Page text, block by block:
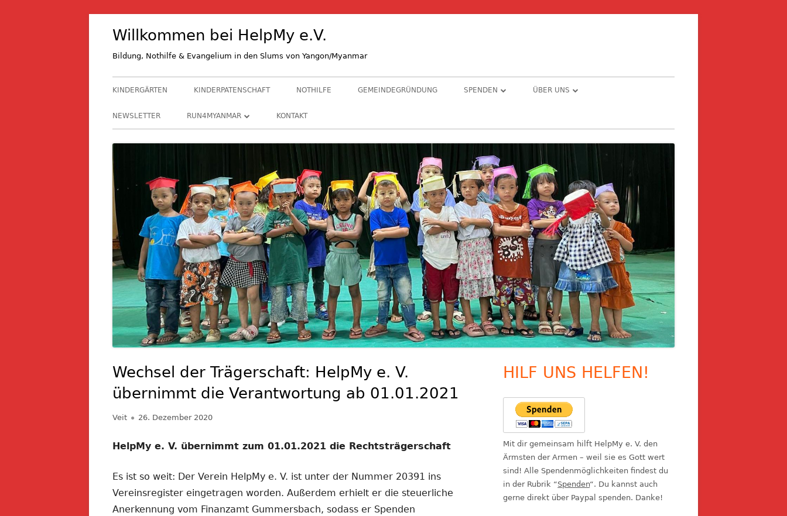
Willkommen bei HelpMy e.V.
Bildung, Nothilfe & Evangelium in den Slums von Yangon/Myanmar
Primäres
Menü
KINDERGÄRTEN KINDERPATENSCHAFT NOTHILFE GEMEINDEGRÜNDUNG SPENDEN
ALS KIRCHENGEMEINDE
HINTERGRUNDINFORMATIONEN
ÜBER UNS
NEWSLETTER RUN4MYANMAR
RUN4M 2021
KONTAKT
Wechsel der Trägerschaft: HelpMy e. V.
übernimmt die Verantwortung ab 01.01.2021
Autor
Veit
Veröffentlicht
26. Dezember 2020
HelpMy e. V. übernimmt zum 01.01.2021 die Rechtsträgerschaft
Es ist so weit: Der Verein HelpMy e. V. ist unter der Nummer 20391 ins
Vereinsregister eingetragen worden. Außerdem erhielt er die steuerliche
Anerkennung vom Finanzamt Gummersbach, sodass er Spenden
Haupt-
Seitenleiste
HILF UNS HELFEN!
Mit dir gemeinsam hilft HelpMy e. V. den
Ärmsten der Armen – weil sie es Gott wert
sind! Alle Spendenmöglichkeiten findest du
in der Rubrik “Spenden“. Du kannst auch
gerne direkt über Paypal spenden. Danke!